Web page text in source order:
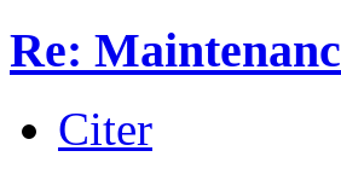
Re:
Citer